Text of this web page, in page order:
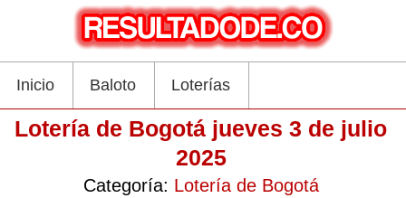
Inicio Baloto Loterías
Lotería de Bogotá jueves 3 de julio
2025
Categoría: Lotería de Bogotá